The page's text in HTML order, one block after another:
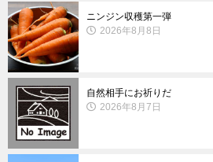
ニンジン収穫第一弾
2026年8月8日
自然相手にお祈りだ
2026年8月7日